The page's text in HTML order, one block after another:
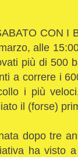
CON I
alle
più di 500
a correre i
i più
il (forse)
dopo tre
ha visto